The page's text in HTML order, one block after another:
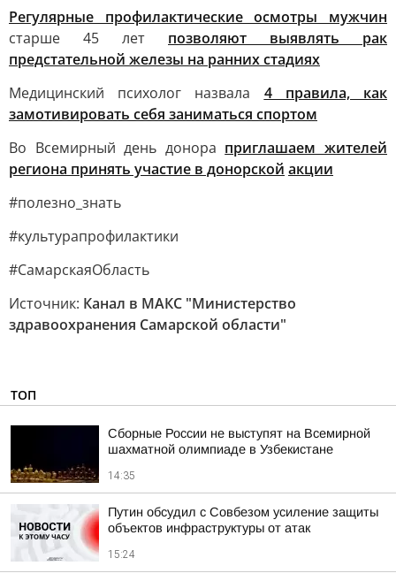
Регулярные профилактические осмотры мужчин
старше 45 лет позволяют выявлять рак
предстательной железы на ранних стадиях
Медицинский психолог назвала 4 правила, как
замотивировать себя заниматься спортом
Во Всемирный день донора приглашаем жителей
региона принять участие в донорской акции
#полезно_знать
#культурапрофилактики
#СамарскаяОбласть
Источник: Канал в МАКС "Министерство
здравоохранения Самарской области"
ТОП
Сборные России не выступят на Всемирной
шахматной олимпиаде в Узбекистане
14:35
Путин обсудил с Совбезом усиление защиты
объектов инфраструктуры от атак
15:24